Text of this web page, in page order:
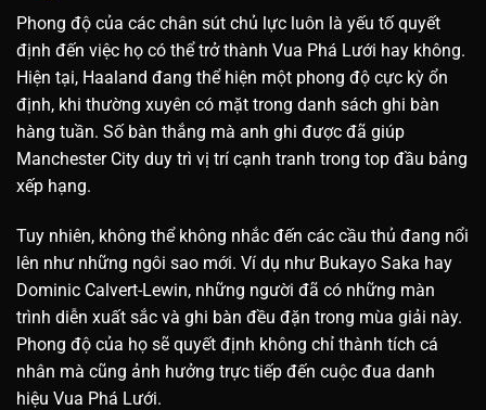
Phong độ của các chân sút chủ lực luôn là yếu tố quyết
định đến việc họ có thể trở thành Vua Phá Lưới hay không.
Hiện tại, Haaland đang thể hiện một phong độ cực kỳ ổn
định, khi thường xuyên có mặt trong danh sách ghi bàn
hàng tuần. Số bàn thắng mà anh ghi được đã giúp
Manchester City duy trì vị trí cạnh tranh trong top đầu bảng
xếp hạng.
Tuy nhiên, không thể không nhắc đến các cầu thủ đang nổi
lên như những ngôi sao mới. Ví dụ như Bukayo Saka hay
Dominic Calvert-Lewin, những người đã có những màn
trình diễn xuất sắc và ghi bàn đều đặn trong mùa giải này.
Phong độ của họ sẽ quyết định không chỉ thành tích cá
nhân mà cũng ảnh hưởng trực tiếp đến cuộc đua danh
hiệu Vua Phá Lưới.